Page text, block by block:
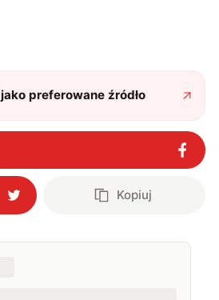
jako preferowane źródło
Kopiuj